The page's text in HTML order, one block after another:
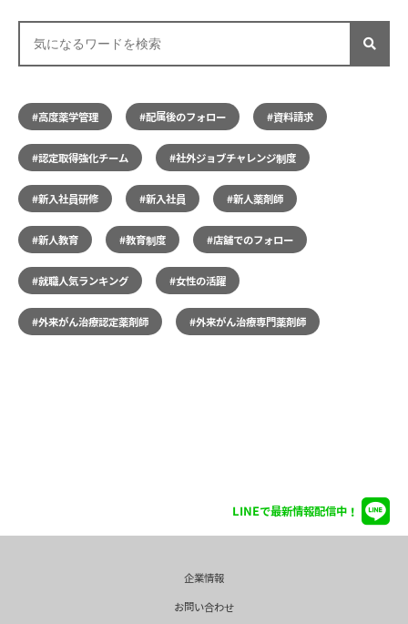
#高度薬学管理 #配属後のフォロー #資料請求
#認定取得強化チーム #社外ジョブチャレンジ制度
#新入社員研修 #新入社員 #新人薬剤師
#新人教育 #教育制度 #店舗でのフォロー
#就職人気ランキング #女性の活躍
#外来がん治療認定薬剤師 #外来がん治療専門薬剤師
LINEで最新情報配信中！
企業情報
お問い合わせ